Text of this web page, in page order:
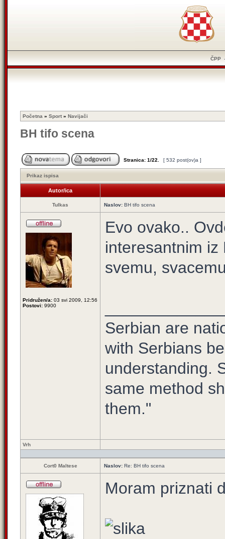
ČPP
Početna » Sport » Navijači
BH tifo scena
Stranica: 1/22 [ 532 post(ov)a ]
Prikaz ispisa
Autor/ica
Tulkas Naslov: BH tifo scena
Pridružen/a: 03 svi 2009, 12:56
Postovi: 9900
Evo ovako..
interesantnim iz
svemu,
Serbian are
with Serbians
understanding.
same method
them."
Vrh
Cort0 Maltese Naslov: Re: BH tifo scena
Moram priznati